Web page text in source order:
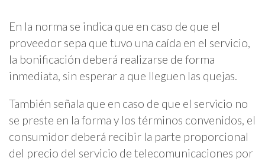
En la norma se indica que en caso de que el
proveedor sepa que tuvo una caída en el servicio,
la bonificación deberá realizarse de forma
inmediata, sin esperar a que lleguen las quejas.
También señala que en caso de que el servicio no
se preste en la forma y los términos convenidos, el
consumidor deberá recibir la parte proporcional
del precio del servicio de telecomunicaciones por